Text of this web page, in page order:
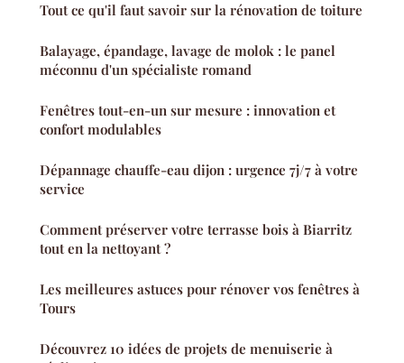
Tout ce qu'il faut savoir sur la rénovation de toiture
Balayage, épandage, lavage de molok : le panel
méconnu d'un spécialiste romand
Fenêtres tout-en-un sur mesure : innovation et
confort modulables
Dépannage chauffe-eau dijon : urgence 7j/7 à votre
service
Comment préserver votre terrasse bois à Biarritz
tout en la nettoyant ?
Les meilleures astuces pour rénover vos fenêtres à
Tours
Découvrez 10 idées de projets de menuiserie à